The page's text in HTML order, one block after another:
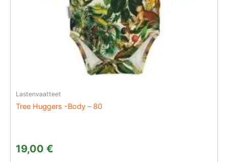
Lastenvaatteet
Tree Huggers -Body – 80
19,00 €